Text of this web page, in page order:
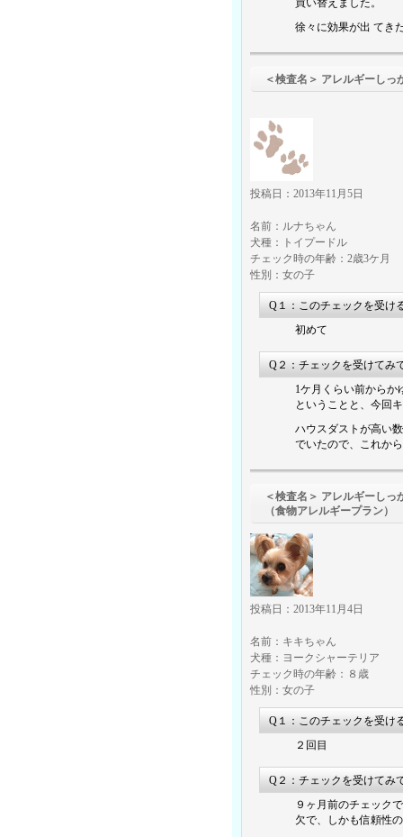
買い替えました。
徐々に効果が出 てき
＜検査名＞ アレルギーしっ
投稿日：2013年11月5日
名前：ルナちゃん
犬種：トイプードル
チェック時の年齢：2歳3ケ月
性別：女の子
Q１：このチェックを受け
初めて
Q２：チェックを受けてみ
1ケ月くらい前から
ということと、今回
ハウスダストが高い
でいたので、これか
＜検査名＞ アレルギーし
（食物アレルギープラン）
投稿日：2013年11月4日
名前：キキちゃん
犬種：ヨークシャーテリア
チェック時の年齢：８歳
性別：女の子
Q１：このチェックを受け
２回目
Q２：チェックを受けてみ
９ヶ月前のチェック
欠で、しかも信頼性